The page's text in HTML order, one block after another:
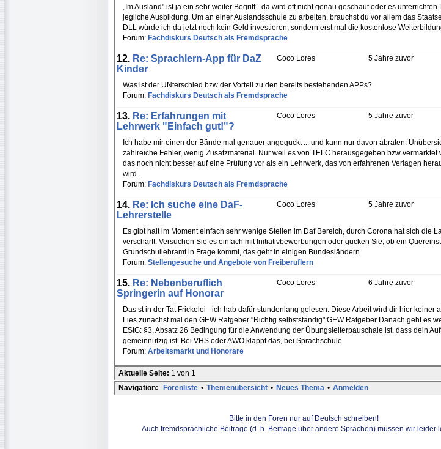
„Im Ausland" ist ja ein sehr weiter Begriff - da wird oft nicht genau geschaut oder es unterrichten
jegliche Ausbildung. Um an einer Auslandsschule zu arbeiten, brauchst du vor allem das
DLL würde ich da jetzt noch kein Geld investieren, sondern erst mal die kostenlose
Forum: Fachdiskurs Deutsch als Fremdsprache
5 Jahre zuvor
Coco Lores
12. Re: Sprachlern-App für DaZ
Kinder
Was ist der UNterschied bzw der Vorteil zu den bereits bestehenden APPs?
Forum: Fachdiskurs Deutsch als Fremdsprache
5 Jahre zuvor
Coco Lores
13. Re: Erfahrungen mit
Lehrwerk "Einfach gut!"?
Ich habe mir einen der Bände mal genauer angeguckt ... und kann nur davon abraten.
zahlreiche Fehler, wenig Zusatzmaterial. Nur weil es von TELC herausgegeben bzw vermarktet
das noch nicht besser auf eine Prüfung vor als ein Lehrwerk, das von erfahrenen Verlagen
wird.
Forum: Fachdiskurs Deutsch als Fremdsprache
5 Jahre zuvor
Coco Lores
14. Re: Ich suche eine DaF-
Lehrerstelle
Es gibt halt im Moment einfach sehr wenige Stellen im Daf Bereich, durch Corona hat sich die
verschärft. Versuchen Sie es einfach mit Initiativbewerbungen oder gucken Sie, ob ein
Grundschullehramt in Frage kommt, das geht in einigen Bundesländern.
Forum: Stellengesuche und Angebote von Freiberuflern
6 Jahre zuvor
Coco Lores
15. Re: Nebenberuflich
Springerin auf Honorar
Das st in der Tat Frickelei - ich hab dafür stundenlang gelesen. Diese Arbeit wird dir hier keiner
Lies zunächst mal den GEW Ratgeber "Richtig selbstständig":GEW Ratgeber Danach geht es
EStG: §3, Absatz 26 Bedingung für die Anwendung der Übungsleiterpauschale ist, dass dein
gemeinnützig ist. Bei VHS oder AWO klappt das, bei Sprachschule
Forum: Arbeitsmarkt und Honorare
Aktuelle Seite: 1 von 1
Navigation:
Forenliste • Themenübersicht • Neues Thema • Anmelden
Bitte in den Foren nur auf Deutsch schreiben!
Auch fremdsprachliche Beiträge (d. h. Beiträge über andere Sprachen) müssen wir leider